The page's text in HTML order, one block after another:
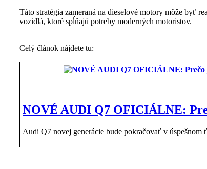
Táto stratégia zameraná na dieselové motory môže byť
vozidlá, ktoré spĺňajú potreby moderných motoristov.
Celý článok nájdete tu:
NOVÉ AUDI Q7 OFICIÁLNE:
Audi Q7 novej generácie bude pokračovať v úspešnom